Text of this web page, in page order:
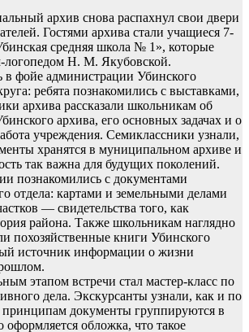
архив снова распахнул свои двери
Гостями архива стали учащиеся 7-
средняя школа № 1», которые
логопедом Н. М. Якубовской.
в фойе администрации Убинского
ребята познакомились с выставками,
архива рассказали школьникам об
архива, его основных задачах и о
учреждения. Семиклассники узнали,
хранятся в муниципальном архиве и
так важна для будущих поколений.
познакомились с документами
отдела: картами и земельными делами
— свидетельства того, как
района. Также школьникам наглядно
похозяйственные книги Убинского
источник информации о жизни
этапом встречи стал мастер-класс по
дела. Экскурсанты узнали, как и по
документы группируются в
оформляется обложка, что такое